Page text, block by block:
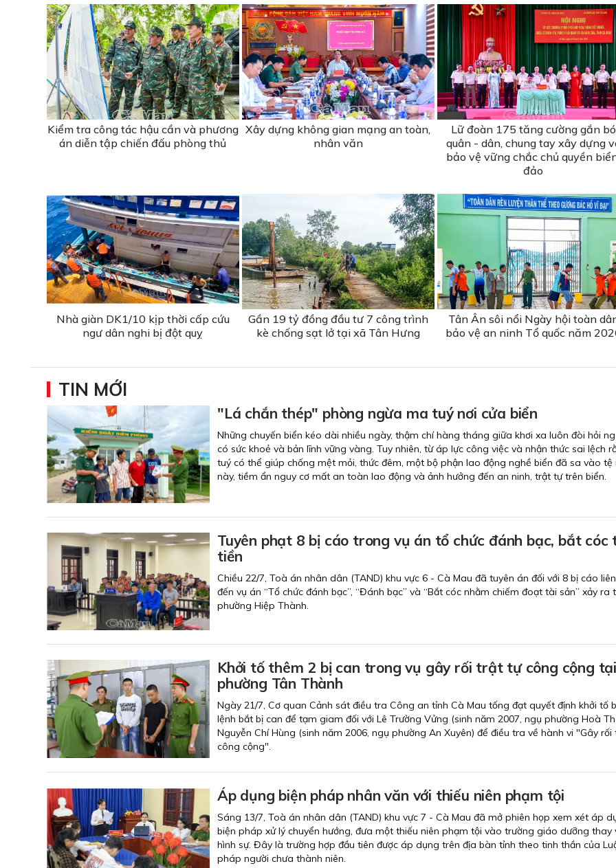
Kiểm tra công tác hậu cần và phương
án diễn tập chiến đấu phòng thủ
Xây dựng không gian mạng an toàn,
nhân văn
Lữ đoàn 175 tăng cường gắn bó
quân - dân, chung tay xây dựng
bảo vệ vững chắc chủ quyền
đảo
Nhà giàn DK1/10 kịp thời cấp cứu
ngư dân nghi bị đột quỵ
Gần 19 tỷ đồng đầu tư 7 công trình
kè chống sạt lở tại xã Tân Hưng
Tân Ân sôi nổi Ngày hội toàn
bảo vệ an ninh Tổ quốc năm
TIN MỚI
"Lá chắn thép" phòng ngừa ma tuý nơi cửa biển
Những chuyến biển kéo dài nhiều ngày, thậm chí hàng tháng giữa khơi xa luôn đòi hỏi
có sức khoẻ và bản lĩnh vững vàng. Tuy nhiên, từ áp lực công việc và nhận thức sai lệch
tuý có thể giúp chống mệt mỏi, thức đêm, một bộ phận lao động nghề biển đã sa vào tệ
này, tiềm ẩn nguy cơ mất an toàn lao động và ảnh hưởng đến an ninh, trật tự trên biển.
Tuyên phạt 8 bị cáo trong vụ án tổ chức đánh bạc, bắt cóc
tiền
Chiều 22/7, Toà án nhân dân (TAND) khu vực 6 - Cà Mau đã tuyên án đối với 8 bị cáo
đến vụ án “Tổ chức đánh bạc”, “Đánh bạc” và “Bắt cóc nhằm chiếm đoạt tài sản” xảy ra
phường Hiệp Thành.
Khởi tố thêm 2 bị can trong vụ gây rối trật tự công cộng tại
phường Tân Thành
Ngày 21/7, Cơ quan Cảnh sát điều tra Công an tỉnh Cà Mau tống đạt quyết định khởi tố
lệnh bắt bị can để tạm giam đối với Lê Trường Vửng (sinh năm 2007, ngụ phường Hoà
Nguyễn Chí Hùng (sinh năm 2006, ngụ phường An Xuyên) để điều tra về hành vi "Gây
công cộng".
Áp dụng biện pháp nhân văn với thiếu niên phạm tội
Sáng 13/7, Toà án nhân dân (TAND) khu vực 7 - Cà Mau đã mở phiên họp xem xét áp
biện pháp xử lý chuyển hướng, đưa một thiếu niên phạm tội vào trường giáo dưỡng thay
hình sự. Đây là trường hợp đầu tiên được áp dụng trên địa bàn tỉnh theo tinh thần của
pháp người chưa thành niên.